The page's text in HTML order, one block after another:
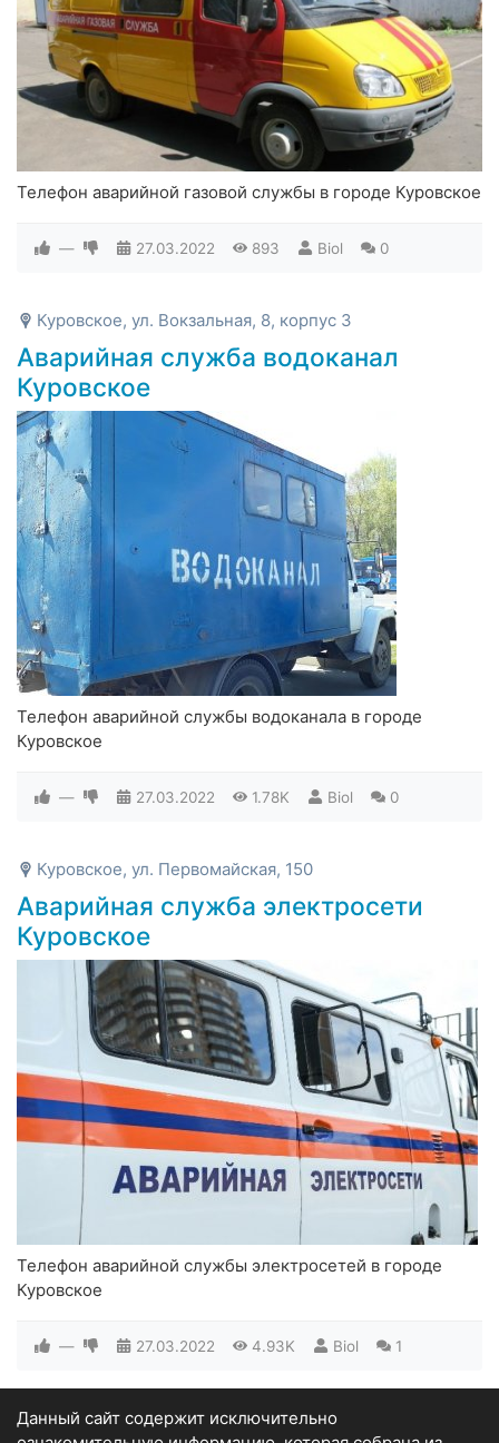
Телефон аварийной газовой службы в городе Куровское
— 27.03.2022 893 Biol 0
Куровское, ул. Вокзальная, 8, корпус 3
Аварийная служба водоканал
Куровское
Телефон аварийной службы водоканала в городе
Куровское
— 27.03.2022 1.78K Biol 0
Куровское, ул. Первомайская, 150
Аварийная служба электросети
Куровское
Телефон аварийной службы электросетей в городе
Куровское
— 27.03.2022 4.93K Biol 1
Данный сайт содержит исключительно